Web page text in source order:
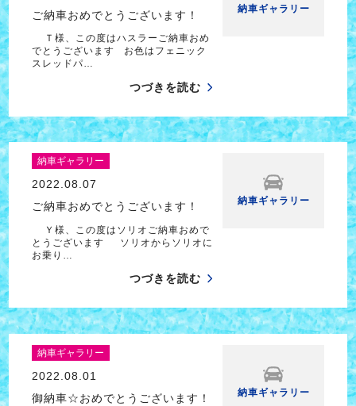
ご納車おめでとうございます！
Ｔ様、この度はハスラーご納車おめ
でとうございます お色はフェニック
スレッドパ…
つづきを読む
納車ギャラリー
納車ギャラリー
2022.08.07
ご納車おめでとうございます！
Ｙ様、この度はソリオご納車おめで
とうございます ソリオからソリオに
お乗り…
つづきを読む
納車ギャラリー
納車ギャラリー
2022.08.01
御納車☆おめでとうございます！
納車ギャラリー